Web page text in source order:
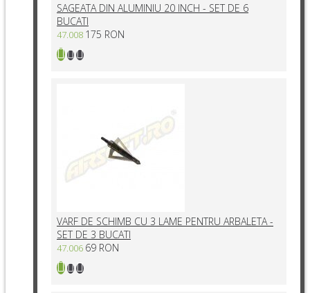
SAGEATA DIN ALUMINIU 20 INCH - SET DE 6
BUCATI
47.008 175 RON
VARF DE SCHIMB CU 3 LAME PENTRU ARBALETA -
SET DE 3 BUCATI
47.006 69 RON